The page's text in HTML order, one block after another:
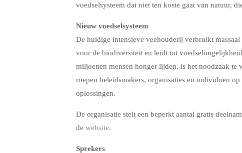
voedselsysteem dat niet ten koste gaat van natuur,
Nieuw voedselsysteem
De huidige intensieve veehouderij verbruikt
voor de biodiversiteit en leidt tot
miljoenen mensen honger lijden, is het noodzaak te
roepen beleidsmakers, organisaties en individuen
oplossingen.
De organisatie stelt een beperkt aantal gratis
de website.
Sprekers